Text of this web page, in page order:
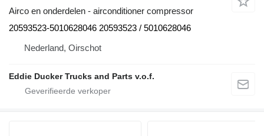
Airco en onderdelen - airconditioner compressor
20593523-5010628046 20593523 / 5010628046
Nederland, Oirschot
Eddie Ducker Trucks and Parts v.o.f.